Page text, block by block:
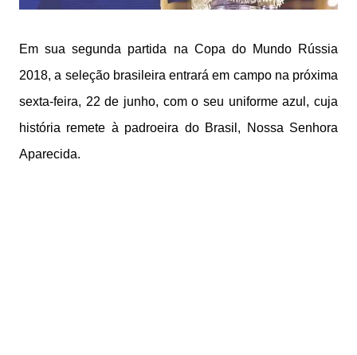
Em sua segunda partida na Copa do Mundo Rússia
2018, a seleção brasileira entrará em campo na próxima
sexta-feira, 22 de junho, com o seu uniforme azul, cuja
história remete à padroeira do Brasil, Nossa Senhora
Aparecida.